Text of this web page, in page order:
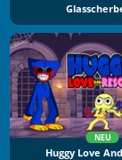
NEU
Huggy Love